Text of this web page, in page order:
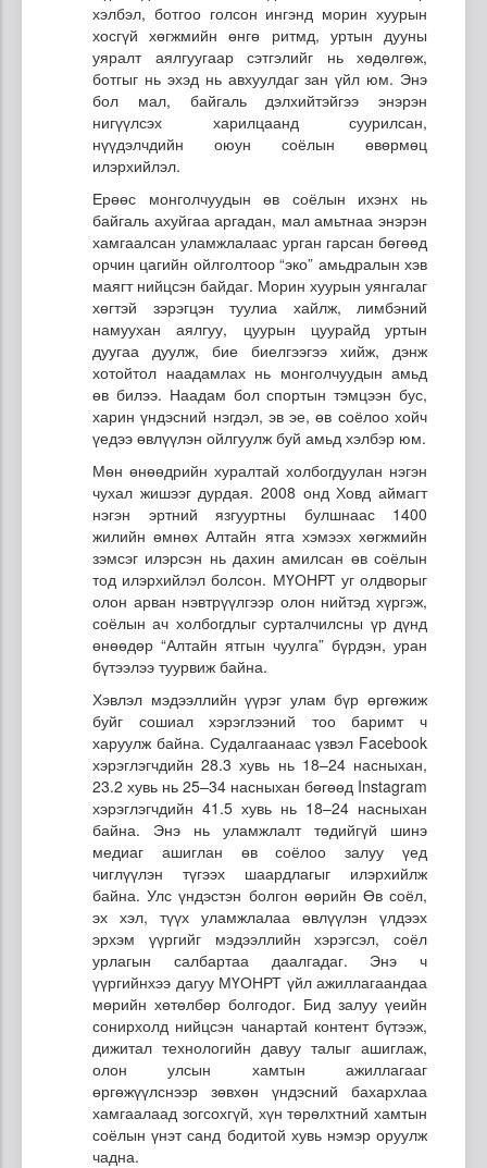
хэлбэл, ботгоо голсон ингэнд морин хуурын
хосгүй хөгжмийн өнгө ритмд, уртын дууны
уяралт аялгуугаар сэтгэлийг нь хөдөлгөж,
ботгыг нь эхэд нь авхуулдаг зан үйл юм. Энэ
бол мал, байгаль дэлхийтэйгээ энэрэн
нигүүлсэх харилцаанд суурилсан,
нүүдэлчдийн оюун соёлын өвөрмөц
илэрхийлэл.
Ерөөс монголчуудын өв соёлын ихэнх нь
байгаль ахуйгаа аргадан, мал амьтнаа энэрэн
хамгаалсан уламжлалаас урган гарсан бөгөөд
орчин цагийн ойлголтоор “эко” амьдралын хэв
маягт нийцсэн байдаг. Морин хуурын уянгалаг
хөгтэй зэрэгцэн туулиа хайлж, лимбэний
намуухан аялгуу, цуурын цуурайд уртын
дуугаа дуулж, бие биелгээгээ хийж, дэнж
хотойтол наадамлах нь монголчуудын амьд
өв билээ. Наадам бол спортын тэмцээн бус,
харин үндэсний нэгдэл, эв эе, өв соёлоо хойч
үедээ өвлүүлэн ойлгуулж буй амьд хэлбэр юм.
Мөн өнөөдрийн хуралтай холбогдуулан нэгэн
чухал жишээг дурдая. 2008 онд Ховд аймагт
нэгэн эртний язгууртны булшнаас 1400
жилийн өмнөх Алтайн ятга хэмээх хөгжмийн
зэмсэг илэрсэн нь дахин амилсан өв соёлын
тод илэрхийлэл болсон. МҮОНРТ уг олдворыг
олон арван нэвтрүүлгээр олон нийтэд хүргэж,
соёлын ач холбогдлыг сурталчилсны үр дүнд
өнөөдөр “Алтайн ятгын чуулга” бүрдэн, уран
бүтээлээ туурвиж байна.
Хэвлэл мэдээллийн үүрэг улам бүр өргөжиж
буйг сошиал хэрэглээний тоо баримт ч
харуулж байна. Судалгаанаас үзвэл Facebook
хэрэглэгчдийн 28.3 хувь нь 18–24 насныхан,
23.2 хувь нь 25–34 насныхан бөгөөд Instagram
хэрэглэгчдийн 41.5 хувь нь 18–24 насныхан
байна. Энэ нь уламжлалт төдийгүй шинэ
медиаг ашиглан өв соёлоо залуу үед
чиглүүлэн түгээх шаардлагыг илэрхийлж
байна. Улс үндэстэн болгон өөрийн Өв соёл,
эх хэл, түүх уламжлалаа өвлүүлэн үлдээх
эрхэм үүргийг мэдээллийн хэрэгсэл, соёл
урлагын салбартаа даалгадаг. Энэ ч
үүргийнхээ дагуу МҮОНРТ үйл ажиллагаандаа
мөрийн хөтөлбөр болгодог. Бид залуу үеийн
сонирхолд нийцсэн чанартай контент бүтээж,
дижитал технологийн давуу талыг ашиглаж,
олон улсын хамтын ажиллагааг
өргөжүүлснээр зөвхөн үндэсний бахархлаа
хамгаалаад зогсохгүй, хүн төрөлхтний хамтын
соёлын үнэт санд бодитой хувь нэмэр оруулж
чадна.